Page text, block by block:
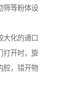
筛等粉体设
大化的通口
打开时，旋
腔，错开物